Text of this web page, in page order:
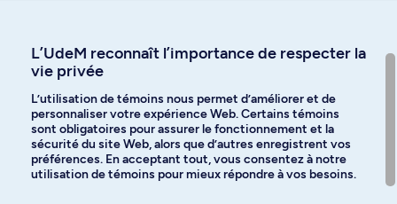
Langues
Facebook Instagram
L’UdeM reconnaît l’importance de respecter la
vie privée
L’utilisation de témoins nous permet d’améliorer et de
personnaliser votre expérience Web. Certains témoins
sont obligatoires pour assurer le fonctionnement et la
sécurité du site Web, alors que d’autres enregistrent vos
préférences. En acceptant tout, vous consentez à notre
utilisation de témoins pour mieux répondre à vos besoins.